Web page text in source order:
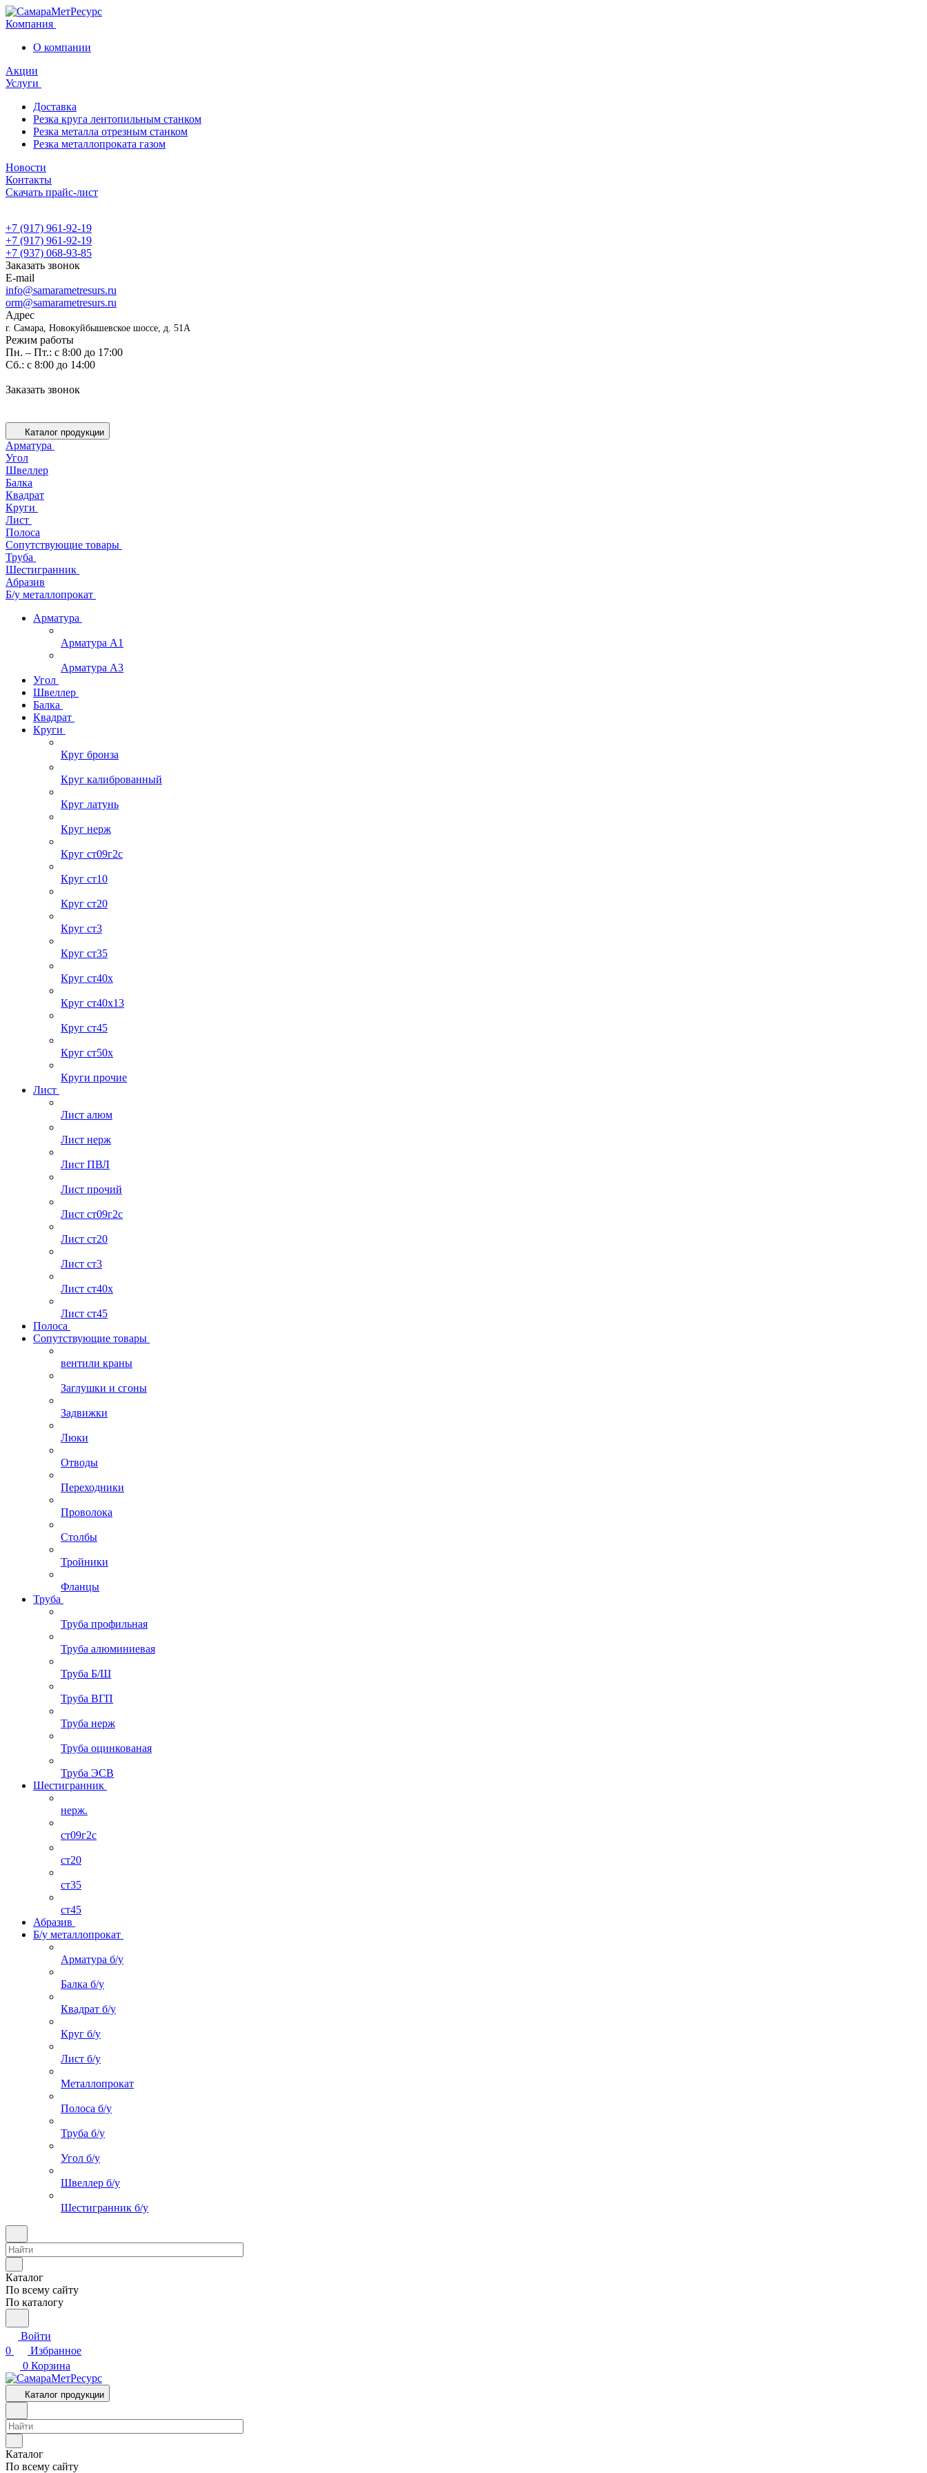
Компания
О компании
Акции
Услуги
Доставка
Резка круга лентопильным станком
Резка металла отрезным станком
Резка металлопроката газом
Новости
Контакты
Скачать прайс-лист
+7 (917) 961-92-19
+7 (917) 961-92-19
+7 (937) 068-93-85
Заказать звонок
E-mail
info@samarametresurs.ru
orm@samarametresurs.ru
Адрес
г. Самара, Новокуйбышевское шоссе, д. 51А
Режим работы
Пн. – Пт.: с 8:00 до 17:00
Cб.: с 8:00 до 14:00
Заказать звонок
Каталог продукции
Арматура
Угол
Швеллер
Балка
Квадрат
Круги
Лист
Полоса
Сопутствующие товары
Труба
Шестигранник
Абразив
Б/у металлопрокат
Арматура
Арматура А1
Арматура А3
Угол
Швеллер
Балка
Квадрат
Круги
Круг бронза
Круг калиброванный
Круг латунь
Круг нерж
Круг ст09г2с
Круг ст10
Круг ст20
Круг ст3
Круг ст35
Круг ст40х
Круг ст40х13
Круг ст45
Круг ст50х
Круги прочие
Лист
Лист алюм
Лист нерж
Лист ПВЛ
Лист прочий
Лист ст09г2с
Лист ст20
Лист ст3
Лист ст40х
Лист ст45
Полоса
Сопутствующие товары
вентили краны
Заглушки и сгоны
Задвижки
Люки
Отводы
Переходники
Проволока
Столбы
Тройники
Фланцы
Труба
Труба профильная
Труба алюминиевая
Труба Б/Ш
Труба ВГП
Труба нерж
Труба оцинкованая
Труба ЭСВ
Шестигранник
нерж.
ст09г2с
ст20
ст35
ст45
Абразив
Б/у металлопрокат
Арматура б/у
Балка б/у
Квадрат б/у
Круг б/у
Лист б/у
Металлопрокат
Полоса б/у
Труба б/у
Угол б/у
Швеллер б/у
Шестигранник б/у
Каталог
По всему сайту
По каталогу
Войти
0
Избранное
0 Корзина
Каталог продукции
Каталог
По всему сайту